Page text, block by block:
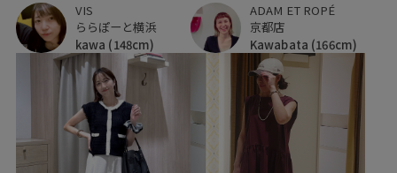
VIS
ららぽーと横浜
kawa (148cm)
ADAM ET ROPÉ
京都店
Kawabata (166cm)